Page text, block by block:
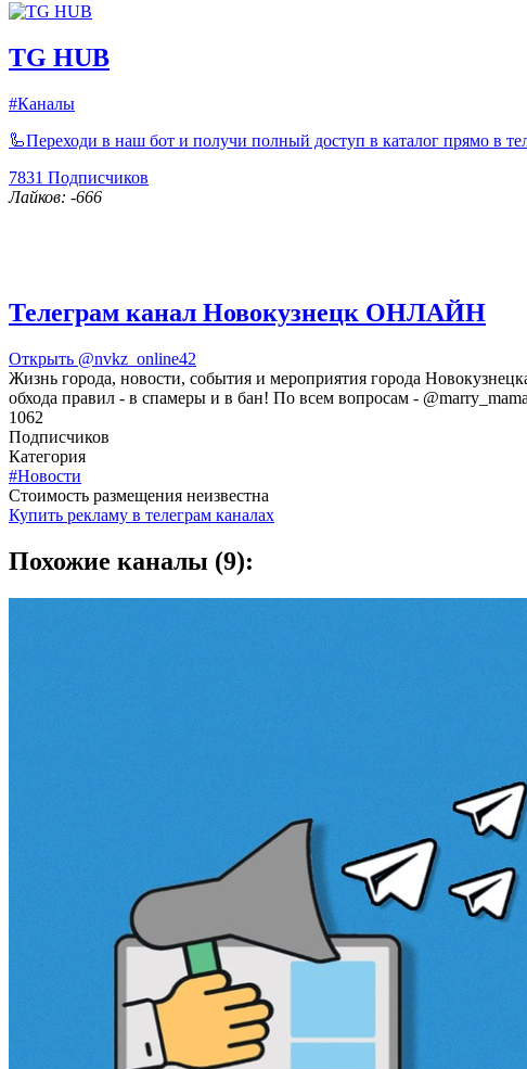
TG HUB
#Каналы
🦾Переходи в наш бот и получи полный доступ в каталог прямо в
7831 Подписчиков
Лайков: -666
Телеграм канал Новокузнецк ОНЛАЙН
Открыть @nvkz_online42
Жизнь города, новости, события и мероприятия города
обхода правил - в спамеры и в бан! По всем вопросам - @marry_mama
1062
Подписчиков
Категория
#Новости
Cтоимость размещения неизвестна
Купить рекламу в телеграм каналах
Похожие каналы (9):